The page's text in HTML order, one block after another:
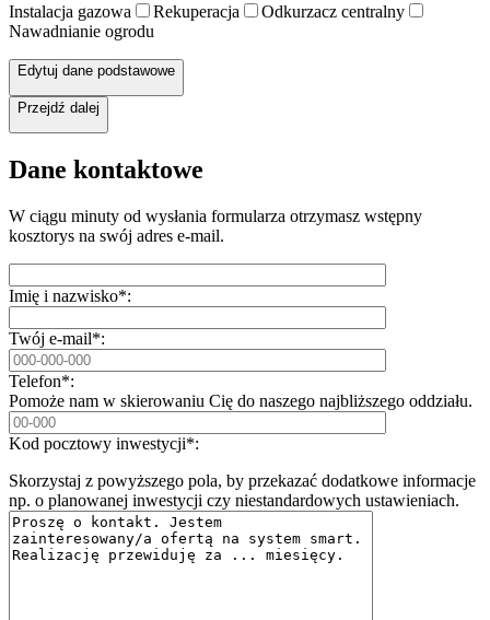
Instalacja gazowa
Rekuperacja
Odkurzacz centralny
Nawadnianie ogrodu
Edytuj dane podstawowe
Przejdź dalej
Dane kontaktowe
W ciągu minuty od wysłania formularza otrzymasz wstępny
kosztorys na swój adres e-mail.
Imię i nazwisko*:
Twój e-mail*:
Telefon*:
Pomoże nam w skierowaniu Cię do naszego najbliższego oddziału.
Kod pocztowy inwestycji*:
Skorzystaj z powyższego pola, by przekazać dodatkowe informacje
np. o planowanej inwestycji czy niestandardowych ustawieniach.